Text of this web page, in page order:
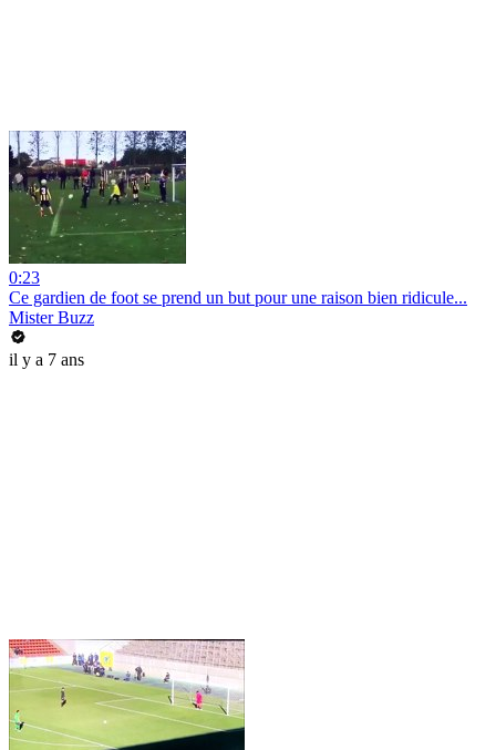
0:23
Ce gardien de foot se prend un but pour une raison bien ridicule...
Mister Buzz
il y a 7 ans